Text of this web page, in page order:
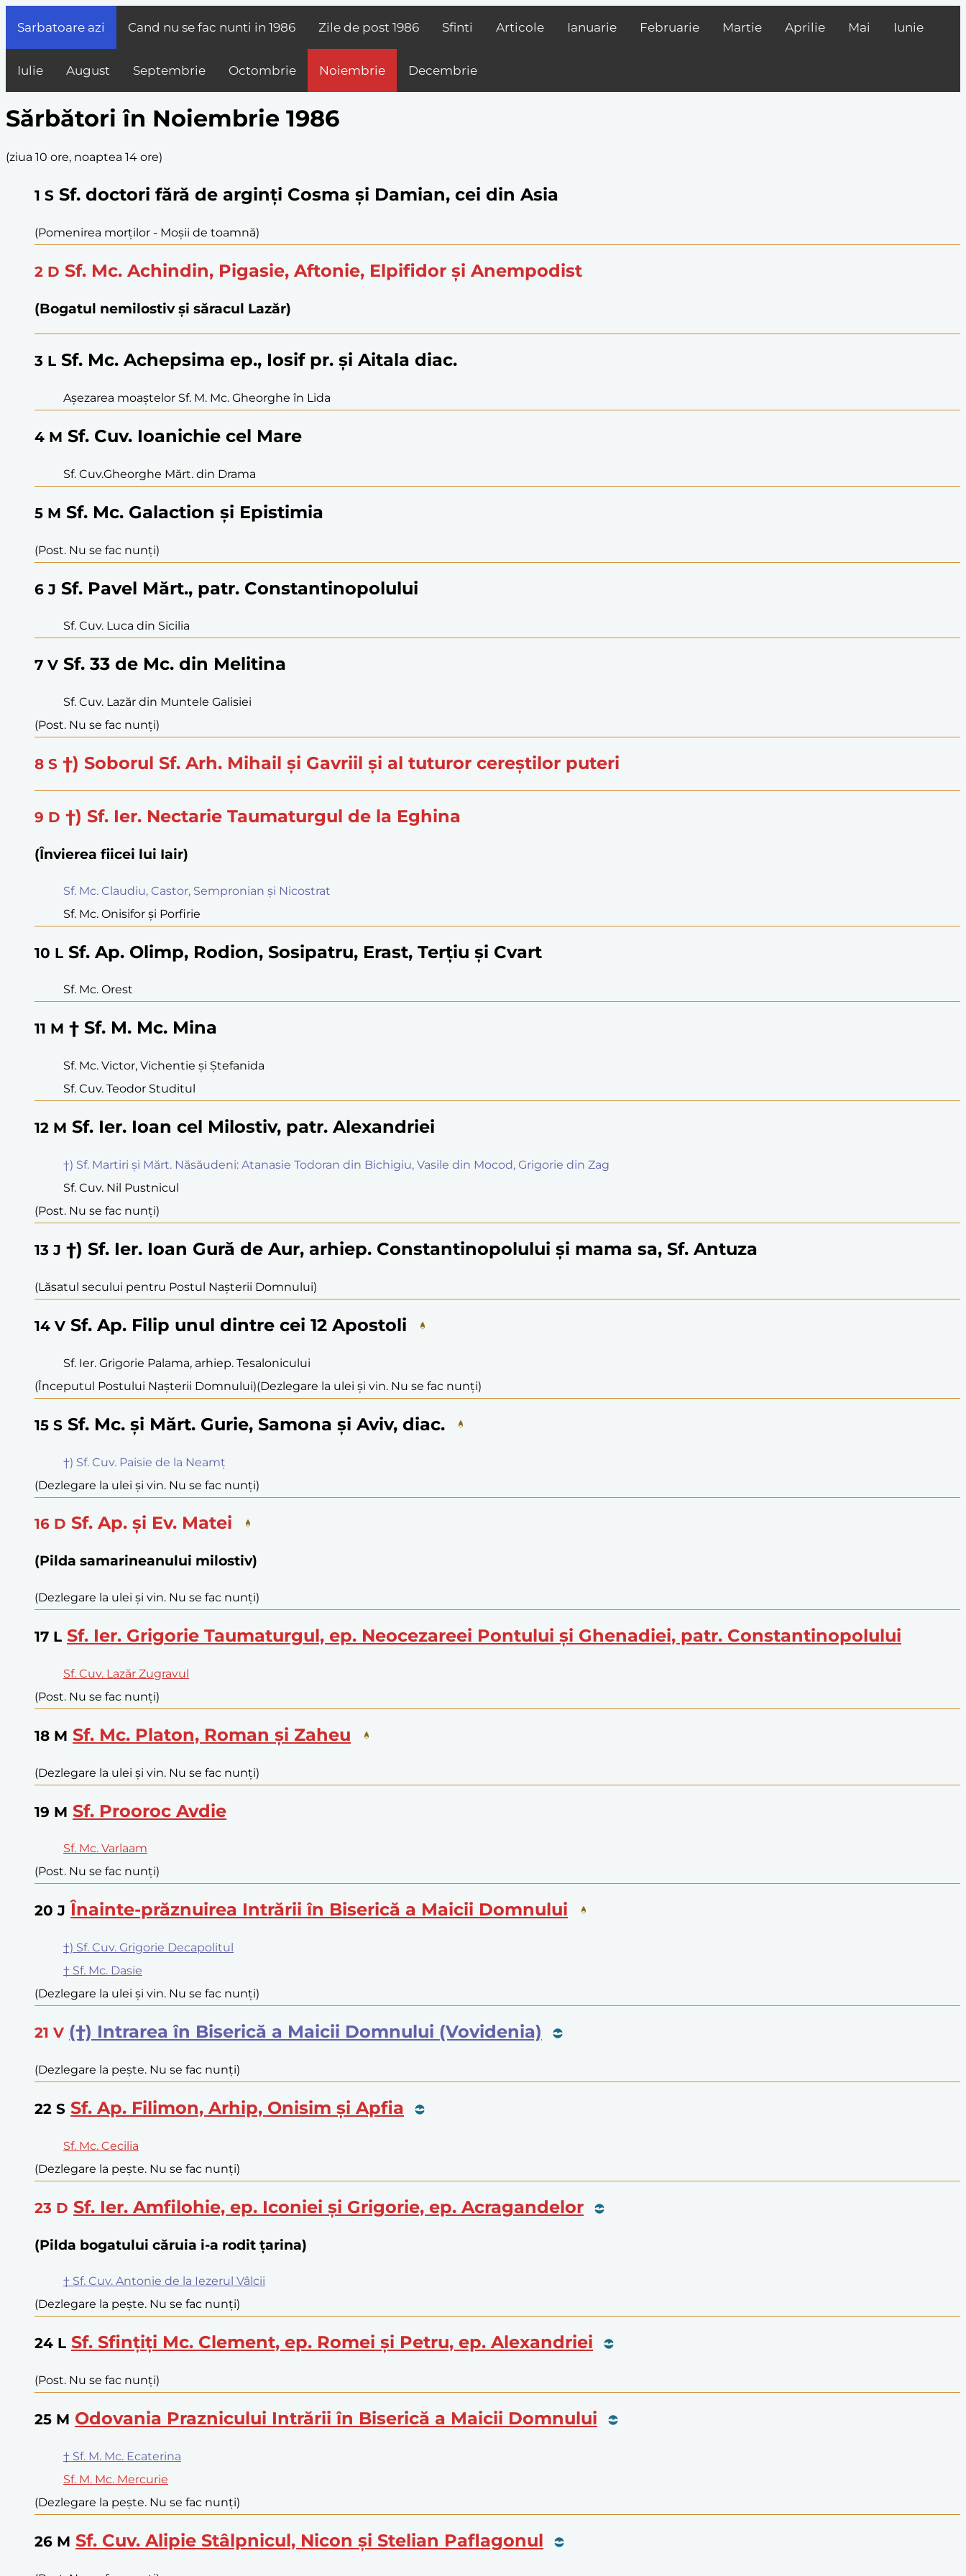
Sarbatoare azi Cand nu se fac nunti in 1986 Zile de post 1986 Sfinti Articole Ianuarie Februarie Martie Aprilie Mai Iunie
Iulie August Septembrie Octombrie Noiembrie Decembrie
Sărbători în Noiembrie 1986
(ziua 10 ore, noaptea 14 ore)
1 S Sf. doctori fără de arginți Cosma și Damian, cei din Asia
(Pomenirea morților - Moşii de toamnă)
2 D Sf. Mc. Achindin, Pigasie, Aftonie, Elpifidor și Anempodist
(Bogatul nemilostiv și săracul Lazăr)
3 L Sf. Mc. Achepsima ep., Iosif pr. și Aitala diac.
Așezarea moaștelor Sf. M. Mc. Gheorghe în Lida
4 M Sf. Cuv. Ioanichie cel Mare
Sf. Cuv.Gheorghe Mărt. din Drama
5 M Sf. Mc. Galaction și Epistimia
(Post. Nu se fac nunți)
6 J Sf. Pavel Mărt., patr. Constantinopolului
Sf. Cuv. Luca din Sicilia
7 V Sf. 33 de Mc. din Melitina
Sf. Cuv. Lazăr din Muntele Galisiei
(Post. Nu se fac nunți)
8 S †) Soborul Sf. Arh. Mihail și Gavriil și al tuturor cereștilor puteri
9 D †) Sf. Ier. Nectarie Taumaturgul de la Eghina
(Învierea fiicei lui Iair)
Sf. Mc. Claudiu, Castor, Sempronian și Nicostrat
Sf. Mc. Onisifor și Porfirie
10 L Sf. Ap. Olimp, Rodion, Sosipatru, Erast, Terțiu și Cvart
Sf. Mc. Orest
11 M † Sf. M. Mc. Mina
Sf. Mc. Victor, Vichentie și Ștefanida
Sf. Cuv. Teodor Studitul
12 M Sf. Ier. Ioan cel Milostiv, patr. Alexandriei
†) Sf. Martiri și Mărt. Năsăudeni: Atanasie Todoran din Bichigiu, Vasile din Mocod, Grigorie din Zag
Sf. Cuv. Nil Pustnicul
(Post. Nu se fac nunți)
13 J †) Sf. Ier. Ioan Gură de Aur, arhiep. Constantinopolului și mama sa, Sf. Antuza
(Lăsatul secului pentru Postul Nașterii Domnului)
14 V Sf. Ap. Filip unul dintre cei 12 Apostoli
Sf. Ier. Grigorie Palama, arhiep. Tesalonicului
(Începutul Postului Nașterii Domnului)(Dezlegare la ulei și vin. Nu se fac nunți)
15 S Sf. Mc. și Mărt. Gurie, Samona și Aviv, diac.
†) Sf. Cuv. Paisie de la Neamț
(Dezlegare la ulei și vin. Nu se fac nunți)
16 D Sf. Ap. și Ev. Matei
(Pilda samarineanului milostiv)
(Dezlegare la ulei și vin. Nu se fac nunți)
17 L Sf. Ier. Grigorie Taumaturgul, ep. Neocezareei Pontului și Ghenadiei, patr. Constantinopolului
Sf. Cuv. Lazăr Zugravul
(Post. Nu se fac nunți)
18 M Sf. Mc. Platon, Roman și Zaheu
(Dezlegare la ulei și vin. Nu se fac nunți)
19 M Sf. Prooroc Avdie
Sf. Mc. Varlaam
(Post. Nu se fac nunți)
20 J Înainte-prăznuirea Intrării în Biserică a Maicii Domnului
†) Sf. Cuv. Grigorie Decapolitul
† Sf. Mc. Dasie
(Dezlegare la ulei și vin. Nu se fac nunți)
21 V (†) Intrarea în Biserică a Maicii Domnului (Vovidenia)
(Dezlegare la pește. Nu se fac nunți)
22 S Sf. Ap. Filimon, Arhip, Onisim și Apfia
Sf. Mc. Cecilia
(Dezlegare la pește. Nu se fac nunți)
23 D Sf. Ier. Amfilohie, ep. Iconiei și Grigorie, ep. Acragandelor
(Pilda bogatului căruia i-a rodit țarina)
† Sf. Cuv. Antonie de la Iezerul Vâlcii
(Dezlegare la pește. Nu se fac nunți)
24 L Sf. Sfințiți Mc. Clement, ep. Romei și Petru, ep. Alexandriei
(Post. Nu se fac nunți)
25 M Odovania Praznicului Intrării în Biserică a Maicii Domnului
† Sf. M. Mc. Ecaterina
Sf. M. Mc. Mercurie
(Dezlegare la pește. Nu se fac nunți)
26 M Sf. Cuv. Alipie Stâlpnicul, Nicon și Stelian Paflagonul